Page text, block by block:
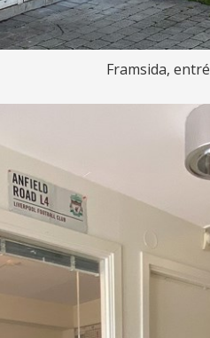
Framsida, entré